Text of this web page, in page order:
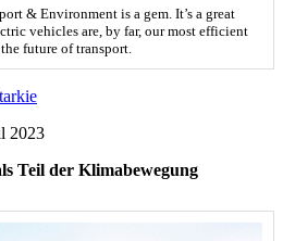
& Environment is a gem. It’s a great
vehicles are, by far, our most efficient
future of transport.
2023
Teil der Klimabewegung